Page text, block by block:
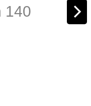
140